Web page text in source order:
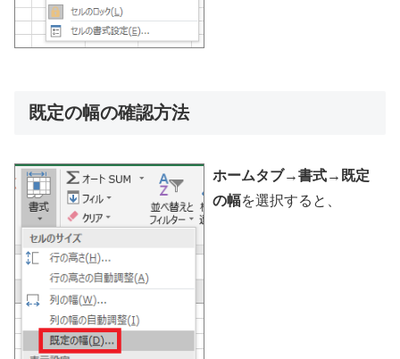
既定の幅の確認方法
ホームタブ→書式→既定
の幅を選択すると、